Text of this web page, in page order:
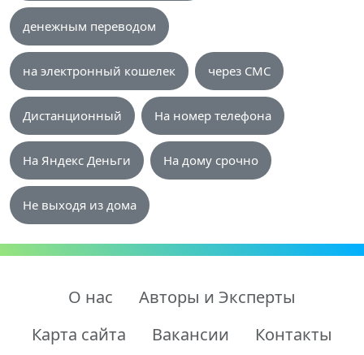
денежным переводом
на электронный кошелек через СМС
Дистанционный На номер телефона
На Яндекс Деньги На дому срочно
Не выходя из дома
О нас
Авторы и Эксперты
Карта сайта
Вакансии Контакты